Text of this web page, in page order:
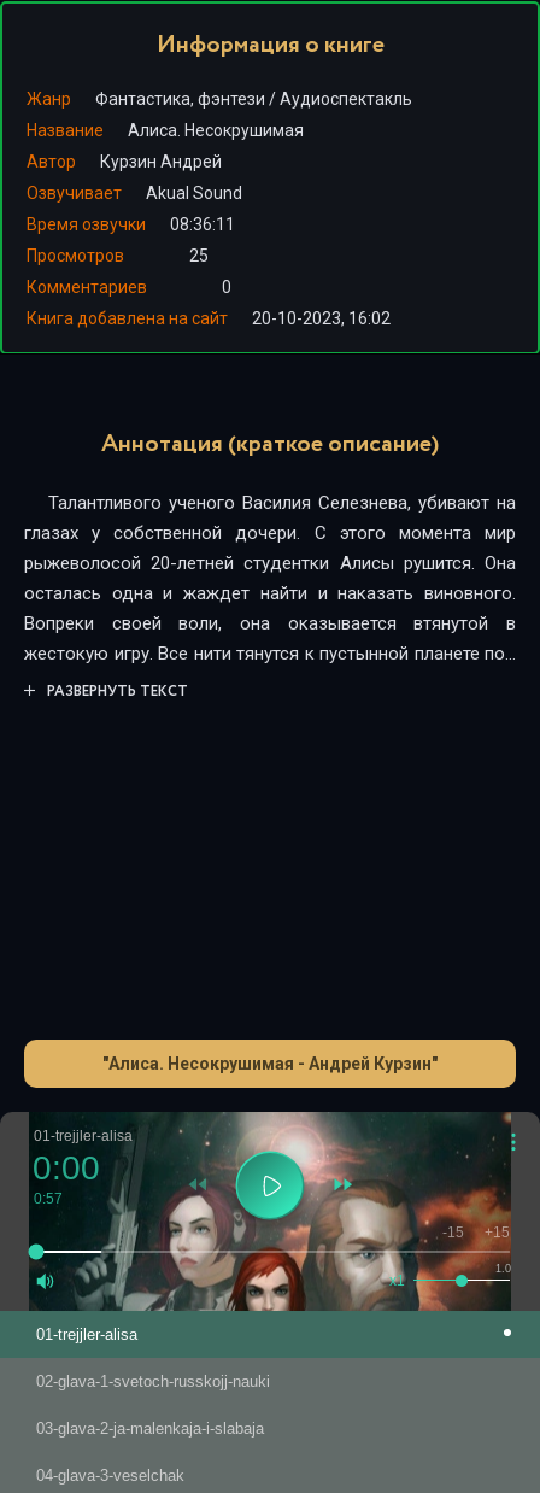
Информация о книге
Жанр Фантастика, фэнтези /Аудиоспектакль
Название
Алиса. Несокрушимая
Автор
Курзин Андрей
Озвучивает
Akual Sound
Время озвучки
08:36:11
Просмотров
25
Комментариев
0
Книга добавлена на сайт
20-10-2023, 16:02
Аннотация (краткое описание)
Талантливого ученого Василия Селезнева, убивают на
глазах у собственной дочери. С этого момента мир
рыжеволосой 20-летней студентки Алисы рушится. Она
осталась одна и жаждет найти и наказать виновного.
Вопреки своей воли, она оказывается втянутой в
жестокую игру. Все нити тянутся к пустынной планете под
названием Колеида. Она сильная девочка, но как в
РАЗВЕРНУТЬ ТЕКСТ
"Алиса. Несокрушимая - Андрей Курзин"
01-trejjler-alisa
0:00
0:57
1.0
x1
-15 +15
01-trejjler-alisa
02-glava-1-svetoch-russkojj-nauki
03-glava-2-ja-malenkaja-i-slabaja
04-glava-3-veselchak